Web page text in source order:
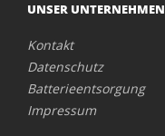
UNSER UNTERNEHMEN
Kontakt
Datenschutz
Batterieentsorgung
Impressum